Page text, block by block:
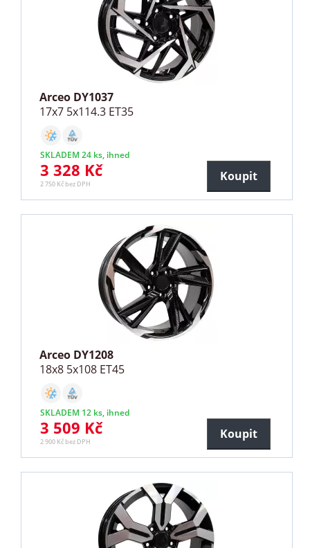
Arceo DY1037
17x7 5x114.3 ET35
SKLADEM 24 ks, ihned
3 328 Kč
2 750 Kč bez DPH
Koupit
Arceo DY1208
18x8 5x108 ET45
SKLADEM 12 ks, ihned
3 509 Kč
2 900 Kč bez DPH
Koupit